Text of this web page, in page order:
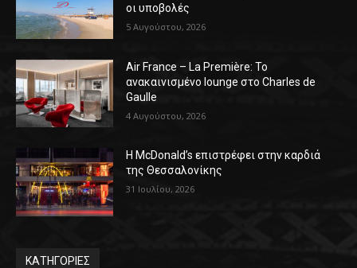
οι υποβολές
5 Αυγούστου, 2026
Air France – La Première: Το
ανακαινισμένο lounge στο Charles de
Gaulle
4 Αυγούστου, 2026
Η McDonald’s επιστρέφει στην καρδιά
της Θεσσαλονίκης
31 Ιουλίου, 2026
ΚΑΤΗΓΟΡΙΕΣ